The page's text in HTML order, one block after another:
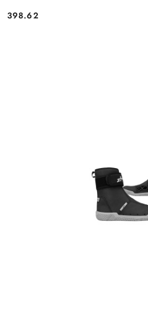
Cena:
398.62